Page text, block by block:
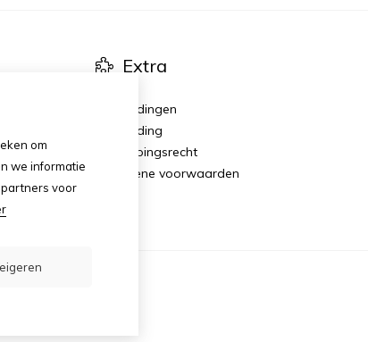
Extra
Aanbiedingen
Verzending
Herroepingsrecht
Algemene voorwaarden
om
we informatie
voor